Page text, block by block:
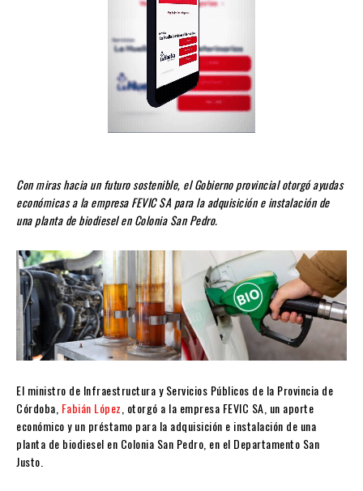
Con miras hacia un futuro sostenible, el Gobierno provincial otorgó ayudas
económicas a la empresa FEVIC SA para la adquisición e instalación de
una planta de biodiesel en Colonia San Pedro.
El ministro de Infraestructura y Servicios Públicos de la Provincia de
Córdoba, Fabián López, otorgó a la empresa FEVIC SA, un aporte
económico y un préstamo para la adquisición e instalación de una
planta de biodiesel en Colonia San Pedro, en el Departamento San
Justo.